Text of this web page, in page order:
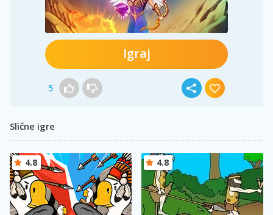
Igraj
5
Slične igre
4.8 4.8